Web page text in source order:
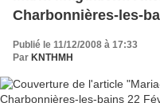
Charbonnières-les-
Publié le 11/12/2008 à 17:33
Par KNTHMH